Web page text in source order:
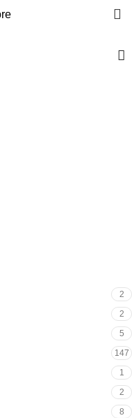
2
2
5
147
1
2
8